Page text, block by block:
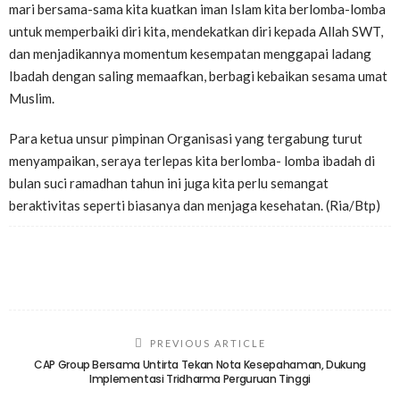
mari bersama-sama kita kuatkan iman Islam kita berlomba-lomba
untuk memperbaiki diri kita, mendekatkan diri kepada Allah SWT,
dan menjadikannya momentum kesempatan menggapai ladang
Ibadah dengan saling memaafkan, berbagi kebaikan sesama umat
Muslim.
Para ketua unsur pimpinan Organisasi yang tergabung turut
menyampaikan, seraya terlepas kita berlomba- lomba ibadah di
bulan suci ramadhan tahun ini juga kita perlu semangat
beraktivitas seperti biasanya dan menjaga kesehatan. (Ria/Btp)
PREVIOUS ARTICLE
CAP Group Bersama Untirta Tekan Nota Kesepahaman, Dukung
Implementasi Tridharma Perguruan Tinggi